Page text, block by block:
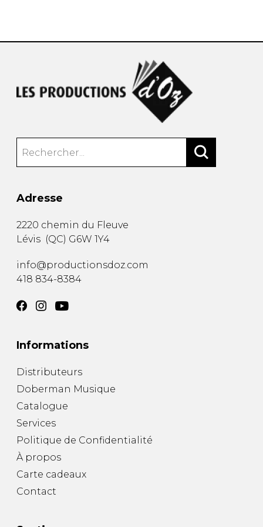
Adresse
2220 chemin du Fleuve
Lévis (QC) G6W 1Y4
info@productionsdoz.com
418 834-8384
Informations
Distributeurs
Doberman Musique
Catalogue
Services
Politique de Confidentialité
À propos
Carte cadeaux
Contact